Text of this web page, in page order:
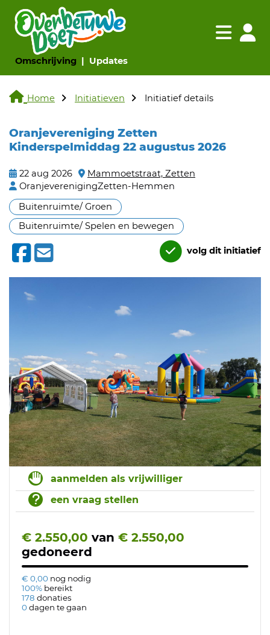
Omschrijving(huidige pagina)
Updates(huidige pagina)
Navigatie
Home Initiatieven Initiatief details
Oranjevereniging Zetten
Kinderspelmiddag 22 augustus 2026
22 aug 2026
Mammoetstraat, Zetten
OranjeverenigingZetten-Hemmen
Buitenruimte/ Groen
Buitenruimte/ Spelen en bewegen
volg dit initiatief
aanmelden als vrijwilliger
een vraag stellen
€ 2.550,00 van € 2.550,00
gedoneerd
€ 0,00 nog nodig
100% bereikt
178 donaties
0dagen te gaan